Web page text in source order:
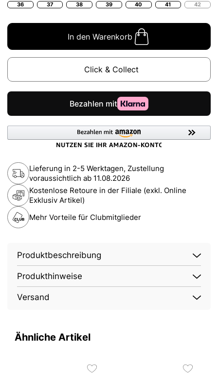
36 37 38 39 40 41 42
In den Warenkorb
Click & Collect
Lieferung in 2-5 Werktagen, Zustellung
voraussichtlich ab 11.08.2026
Kostenlose Retoure in der Filiale (exkl. Online
Exklusiv Artikel)
Mehr Vorteile für Clubmitglieder
Produktbeschreibung
Produkthinweise
Versand
Ähnliche Artikel